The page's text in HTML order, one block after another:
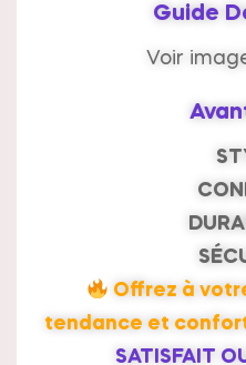
Guide
Voir
Offrez à
tendance et
SATISFAIT